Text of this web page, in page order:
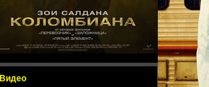
Видео